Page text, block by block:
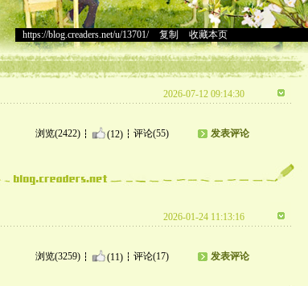
https://blog.creaders.net/u/13701/> 复制 收藏本页
2026-07-12 09:14:30
浏览(2422) (12) 评论(55) 发表评论
2026-01-24 11:13:16
浏览(3259) (11) 评论(17) 发表评论